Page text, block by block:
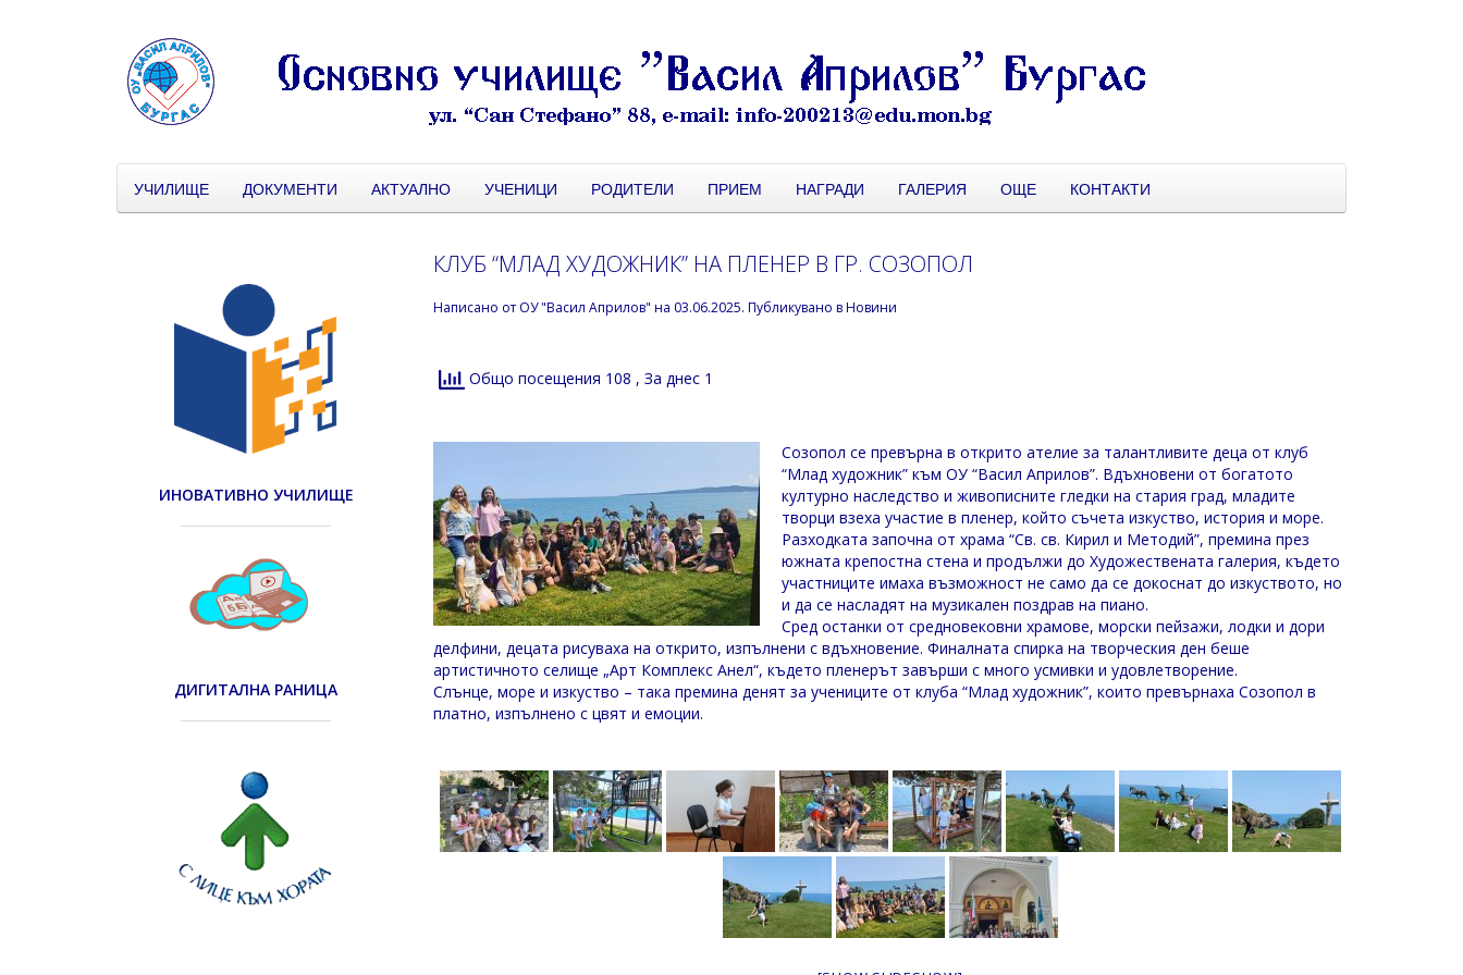
УЧИЛИЩЕ ДОКУМЕНТИ АКТУАЛНО УЧЕНИЦИ РОДИТЕЛИ ПРИЕМ НАГРАДИ ГАЛЕРИЯ ОЩЕ КОНТАКТИ
КЛУБ “МЛАД ХУДОЖНИК” НА ПЛЕНЕР В ГР. СОЗОПОЛ
Написано от ОУ "Васил Априлов" на 03.06.2025. Публикувано вНовини
Общо посещения 108 , За днес 1
Созопол се превърна в открито ателие за талантливите деца от клуб
“Млад художник” към ОУ “Васил Априлов”. Вдъхновени от богатото
културно наследство и живописните гледки на стария град, младите
творци взеха участие в пленер, който съчета изкуство, история и море.
Разходката започна от храма “Св. св. Кирил и Методий”, премина през
южната крепостна стена и продължи до Художествената галерия, където
участниците имаха възможност не само да се докоснат до изкуството, но
и да се насладят на музикален поздрав на пиано.
Сред останки от средновековни храмове, морски пейзажи, лодки и дори
делфини, децата рисуваха на открито, изпълнени с вдъхновение. Финалната спирка на творческия ден беше
артистичното селище „Арт Комплекс Анел“, където пленерът завърши с много усмивки и удовлетворение.
Слънце, море и изкуство – така премина денят за учениците от клуба “Млад художник”, които превърнаха Созопол в
платно, изпълнено с цвят и емоции.
ИНОВАТИВНО УЧИЛИЩЕ
ДИГИТАЛНА РАНИЦА